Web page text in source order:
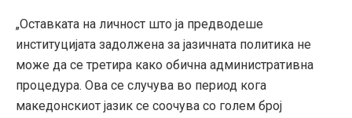
„Оставката на личност што ја предводеше
институцијата задолжена за јазичната политика не
може да се третира како обична административна
процедура. Ова се случува во период кога
македонскиот јазик се соочува со голем број